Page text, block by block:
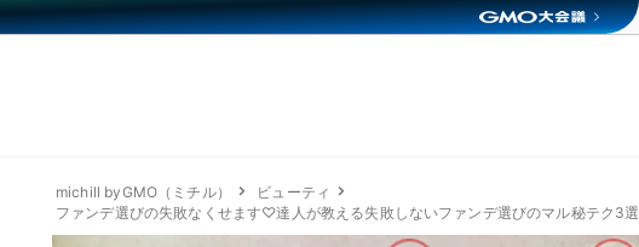
michill byGMO（ミチル）
ビューティ
ファンデ選びの失敗なくせます♡達人が教える失敗しないファンデ選びのマル秘テク3選